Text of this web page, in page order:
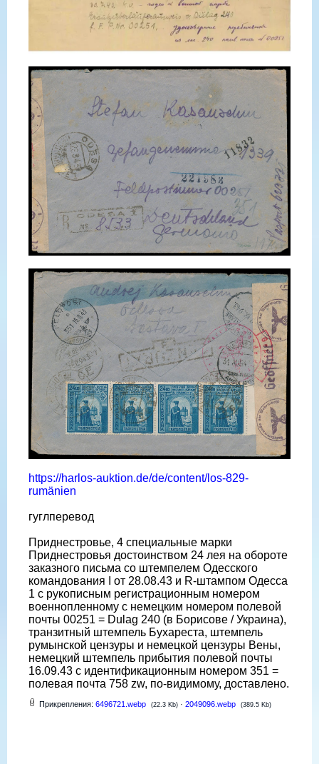
https://harlos-auktion.de/de/content/los-829-
rumänien
гуглперевод
Приднестровье, 4 специальные марки
Приднестровья достоинством 24 лея на обороте
заказного письма со штемпелем Одесского
командования I от 28.08.43 и R-штампом Одесса
1 с рукописным регистрационным номером
военнопленному с немецким номером полевой
почты 00251 = Dulag 240 (в Борисове / Украина),
транзитный штемпель Бухареста, штемпель
румынской цензуры и немецкой цензуры Вены,
немецкий штемпель прибытия полевой почты
16.09.43 с идентификационным номером 351 =
полевая почта 758 zw, по-видимому, доставлено.
Прикрепления: 6496721.webp (22.3 Kb) · 2049096.webp (389.5 Kb)